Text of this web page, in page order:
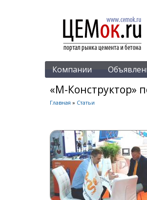
Компании
«М-Конструктор»
Главная » Статьи